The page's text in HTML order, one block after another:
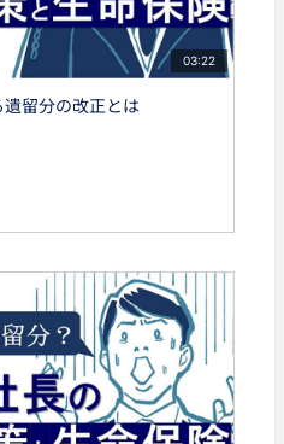
03:22
留分の改正とは